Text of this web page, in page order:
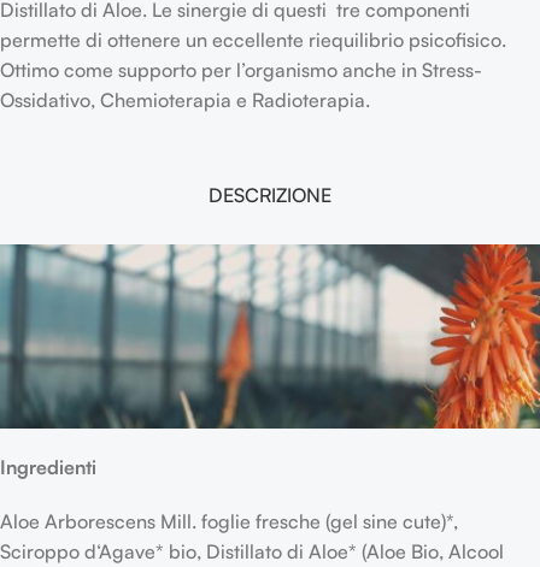
Distillato di Aloe. Le sinergie di questi tre componenti
permette di ottenere un eccellente riequilibrio psicofisico.
Ottimo come supporto per l’organismo anche in Stress-
Ossidativo, Chemioterapia e Radioterapia.
DESCRIZIONE
Ingredienti
Aloe Arborescens Mill. foglie fresche (gel sine cute)*,
Sciroppo d‘Agave* bio, Distillato di Aloe* (Aloe Bio, Alcool